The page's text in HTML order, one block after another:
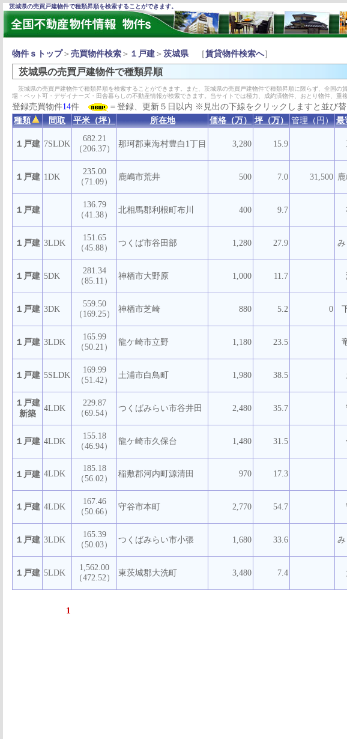
茨城県の売買戸建物件で種類昇順を検索することができます。
物件ｓトップ＞ 売買物件検索 ＞ １戸建 ＞ 茨城県［賃貸物件検索へ］
茨城県の売買戸建物件で種類昇順
茨城県の売買戸建物件で種類昇順を検索することができます。また、茨城県の売買戸建物件で種類昇順に限らず、全国
場・ペット可・デザイナーズ・田舎暮らしの不動産情報が検索できます。当サイトでは極力、成約済物件、おとり物件、
登録売買物件14件
＝登録、更新５日以内 ※見出の下線をクリックしますと並び替
種類
間取 平米（坪） 所在地 価格（万） 坪（万） 管理（円） 最
１戸建 7SLDK
682.21
（206.37）
那珂郡東海村豊白1丁目 3,280 15.9
１戸建 1DK
235.00
（71.09）
鹿嶋市荒井 500 7.0 31,500
１戸建
136.79
（41.38）
北相馬郡利根町布川 400 9.7
１戸建 3LDK
151.65
（45.88）
つくば市谷田部 1,280 27.9
１戸建 5DK
281.34
（85.11）
神栖市大野原 1,000 11.7
１戸建 3DK
559.50
（169.25）
神栖市芝崎 880 5.2 0
１戸建 3LDK
165.99
（50.21）
龍ケ崎市立野 1,180 23.5
１戸建 5SLDK
169.99
（51.42）
土浦市白鳥町 1,980 38.5
１戸建
新築
4LDK
229.87
（69.54）
つくばみらい市谷井田 2,480 35.7
１戸建 4LDK
155.18
（46.94）
龍ケ崎市久保台 1,480 31.5
１戸建 4LDK
185.18
（56.02）
稲敷郡河内町源清田 970 17.3
１戸建 4LDK
167.46
（50.66）
守谷市本町 2,770 54.7
１戸建 3LDK
165.39
（50.03）
つくばみらい市小張 1,680 33.6
１戸建 5LDK
1,562.00
（472.52）
東茨城郡大洗町 3,480 7.4
1